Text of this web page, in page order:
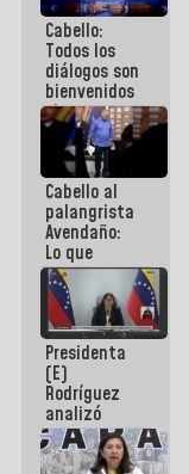
primer
encuentro
presencial
para el
diálogo
Cabello:
Todos los
diálogos son
bienvenidos
siempre que
estén en el
marco de la
Constitución
de la
República
Cabello al
palangrista
Avendaño:
Lo que
vayas a
escribir
hazlo hoy
por que no
sabemos si
la semana
que viene
hay
programa
Presidenta
(E)
Rodríguez
analizó
junto a
gobernadores